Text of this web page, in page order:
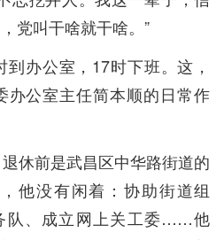
党叫干啥就干啥。”
办公室，17时下班。这，
办公室主任简本顺的日常作
休前是武昌区中华路街道的
他没有闲着：协助街道组
队、成立网上关工委……他